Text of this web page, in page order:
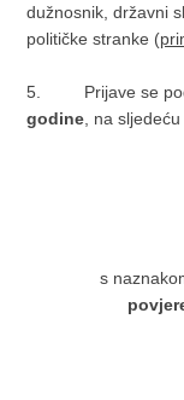
dužnosnik, državni
političke stranke (
5. Prijave se
godine , na
s